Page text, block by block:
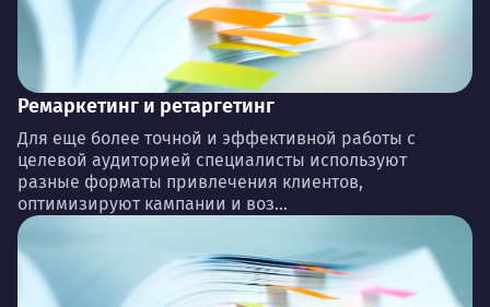
Ремаркетинг и ретаргетинг
Для еще более точной и эффективной работы с
целевой аудиторией специалисты используют
разные форматы привлечения клиентов,
оптимизируют кампании и воз...